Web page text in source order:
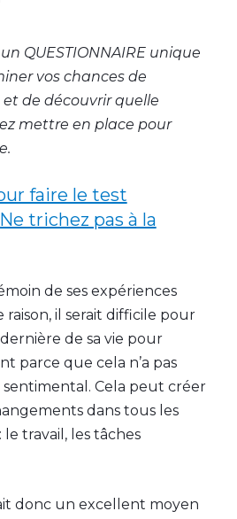
QUESTIONNAIRE unique
vos chances de
de découvrir quelle
mettre en place pour
faire le test
trichez pas à la
de ses expériences
raison, il serait difficile pour
de sa vie pour
parce que cela n’a pas
Cela peut créer
dans tous les
le travail, les tâches
donc un excellent moyen